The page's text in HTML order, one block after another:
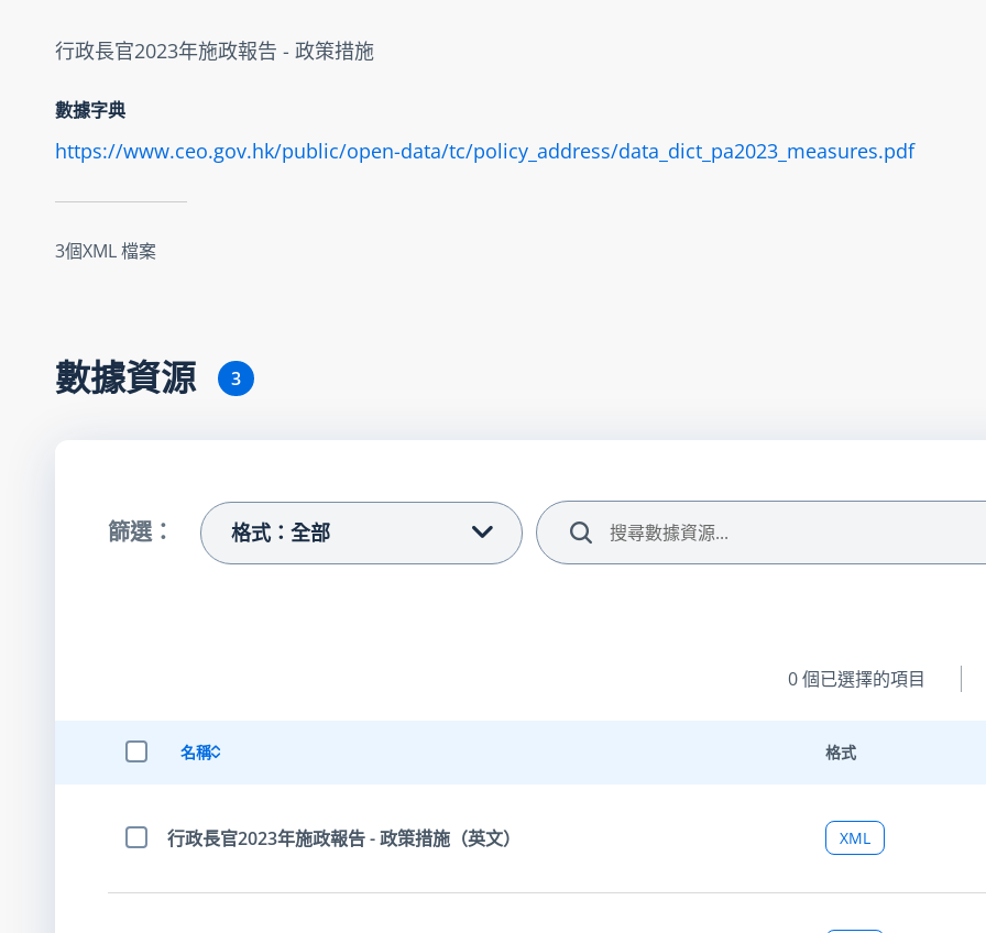
行政長官2023年施政報告 - 政策措施
數據字典
https://www.ceo.gov.hk/public/open-data/tc/policy_address/data_dict_pa2023_measures.pdf
3個XML 檔案
數據資源 3
篩選： 格式：全部 搜尋
0個已選擇的項目
名稱 格式
選擇項目行政長官2023年施政報告 - 政策措施（英文） XML